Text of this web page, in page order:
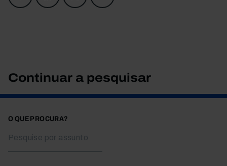
Continuar a pesquisar
O QUE PROCURA?